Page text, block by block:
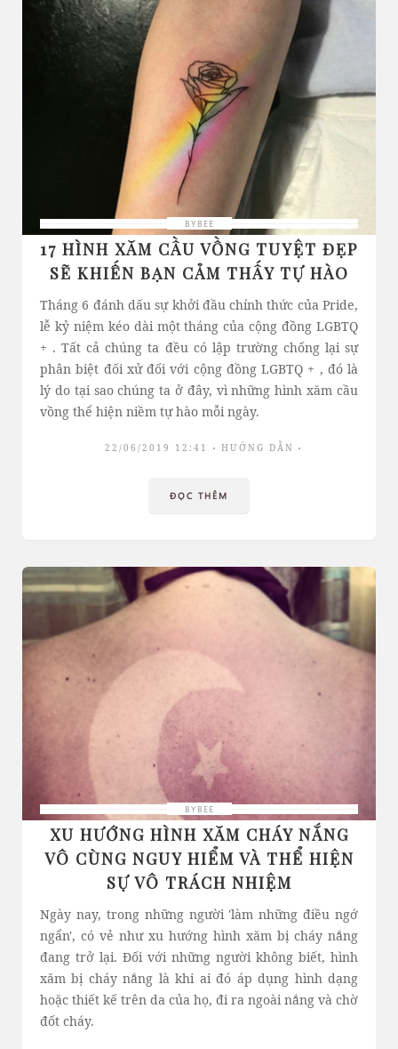
BYBEE
17 HÌNH XĂM CẦU VỒNG TUYỆT ĐẸP
SẼ KHIẾN BẠN CẢM THẤY TỰ HÀO
Tháng 6 đánh dấu sự khởi đầu chính thức của Pride,
lễ kỷ niệm kéo dài một tháng của cộng đồng LGBTQ
+ . Tất cả chúng ta đều có lập trường chống lại sự
phân biệt đối xử đối với cộng đồng LGBTQ + , đó là
lý do tại sao chúng ta ở đây, vì những hình xăm cầu
vồng thể hiện niềm tự hào mỗi ngày.
22/06/2019 12:41 HƯỚNG DẪN
ĐỌC THÊM
BYBEE
XU HƯỚNG HÌNH XĂM CHÁY NẮNG
VÔ CÙNG NGUY HIỂM VÀ THỂ HIỆN
SỰ VÔ TRÁCH NHIỆM
Ngày nay, trong những người 'làm những điều ngớ
ngẩn', có vẻ như xu hướng hình xăm bị cháy nắng
đang trở lại. Đối với những người không biết, hình
xăm bị cháy nắng là khi ai đó áp dụng hình dạng
hoặc thiết kế trên da của họ, đi ra ngoài nắng và chờ
đốt cháy.